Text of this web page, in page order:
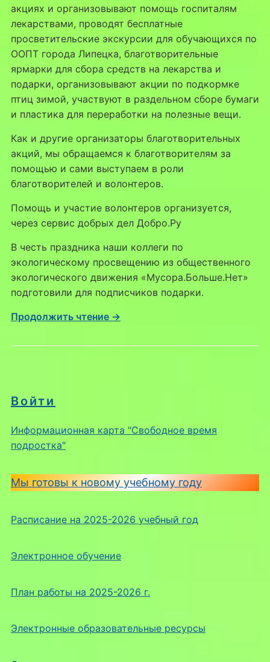
Войти
Информационная карта "Свободное время
подростка"
Мы готовы к новому учебному году
Расписание на 2025-2026 учебный год
Электронное обучение
План работы на 2025-2026 г.
Электронные образовательные ресурсы
акциях и организовывают помощь госпиталям
лекарствами, проводят бесплатные
просветительские экскурсии для обучающихся по
ООПТ города Липецка, благотворительные
ярмарки для сбора средств на лекарства и
подарки, организовывают акции по подкормке
птиц зимой, участвуют в раздельном сборе бумаги
и пластика для переработки на полезные вещи.
Как и другие организаторы благотворительных
акций, мы обращаемся к благотворителям за
помощью и сами выступаем в роли
благотворителей и волонтеров.
Помощь и участие волонтеров организуется,
через сервис добрых дел Добро.Ру
В честь праздника наши коллеги по
экологическому просвещению из общественного
экологического движения «Мусора.Больше.Нет»
подготовили для подписчиков подарки.
Продолжить чтение →